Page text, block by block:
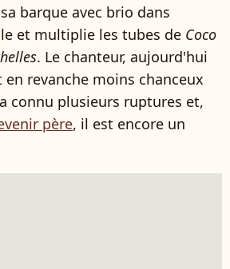
barque avec brio dans
et multiplie les tubes de Coco
. Le chanteur, aujourd'hui
en revanche moins chanceux
connu plusieurs ruptures et,
père, il est encore un